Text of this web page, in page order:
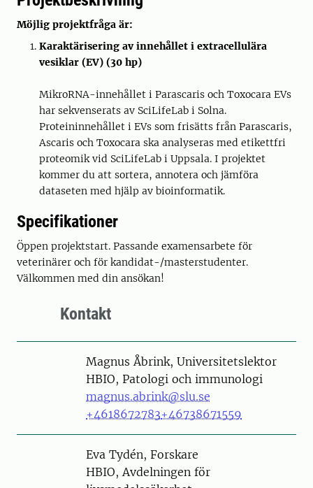
Möjlig projektfråga är:
Karaktärisering av innehållet i extracellulära
vesiklar (EV) (30 hp)
MikroRNA-innehållet i Parascaris och Toxocara EVs
har sekvenserats av SciLifeLab i Solna.
Proteininnehållet i EVs som frisätts från Parascaris,
Ascaris och Toxocara ska analyseras med etikettfri
proteomik vid SciLifeLab i Uppsala. I projektet
kommer du att sortera, annotera och jämföra
dataseten med hjälp av bioinformatik.
Specifikationer
Öppen projektstart. Passande examensarbete för
veterinärer och för kandidat-/masterstudenter.
Välkommen med din ansökan!
Kontakt
PersonMagnus Åbrink, Universitetslektor
HBIO, Patologi och immunologi
magnus.abrink@slu.se
+4618672783+46738671559
PersonEva Tydén, Forskare
HBIO, Avdelningen för